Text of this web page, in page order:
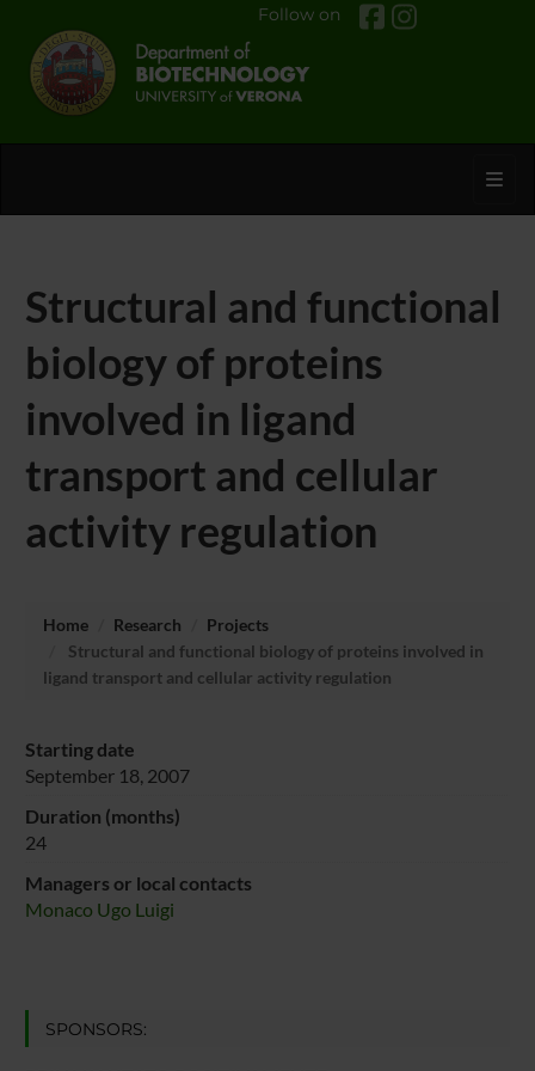
Follow on
Structural and functional
biology of proteins
involved in ligand
transport and cellular
activity regulation
Home Research
Projects
Structural and functional biology of proteins involved in
ligand transport and cellular activity regulation
Starting date
September 18, 2007
Duration (months)
24
Managers or local contacts
Monaco Ugo Luigi
SPONSORS: